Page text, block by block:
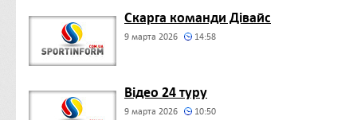
Скарга команди Дівайс
9 марта 2026 14:58
Відео 24 туру
9 марта 2026 10:50